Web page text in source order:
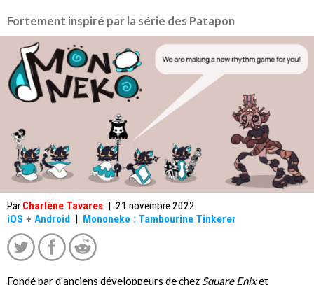
Fortement inspiré par la série des Patapon
Par Charlène Tavares | 21 novembre 2022
iOS + Android | Mononeko : Tambourine Tinkerer
Fondé par d'anciens développeurs de chez Square Enixet